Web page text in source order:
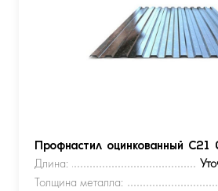
Профнастил оцинкованный
Длина:
Толщина металла: